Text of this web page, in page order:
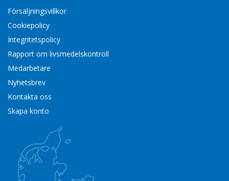
Försäljningsvillkor
Cookiepolicy
Integritetspolicy
Rapport om livsmedelskontroll
Medarbetare
Nyhetsbrev
Kontakta oss
Skapa konto